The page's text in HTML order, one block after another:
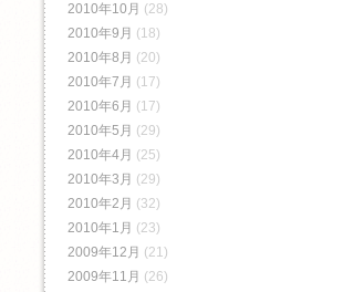
2010年10月 (28)
2010年9月 (18)
2010年8月 (20)
2010年7月 (17)
2010年6月 (17)
2010年5月 (29)
2010年4月 (25)
2010年3月 (29)
2010年2月 (32)
2010年1月 (23)
2009年12月 (21)
2009年11月 (26)